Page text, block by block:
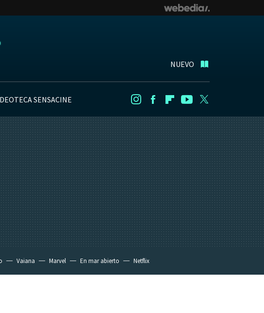
NUEVO
SENSACINE InstagramFacebookFlipboard
Youtube
Vaiana Marvel En mar abierto Netflix